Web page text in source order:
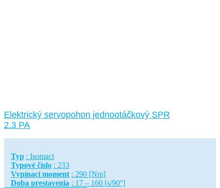
Elektrický servopohon jednootáčkový SPR
2.3 PA
Typ : Isomact
Typové číslo : 233
Vypínací moment : 290 [Nm]
Doba prestavenia : 17 – 160 [s/90°]